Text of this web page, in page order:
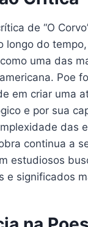
de “O
longo do
uma das
Poe
em criar uma
e por sua
das
continua a
estudiosos
e significados